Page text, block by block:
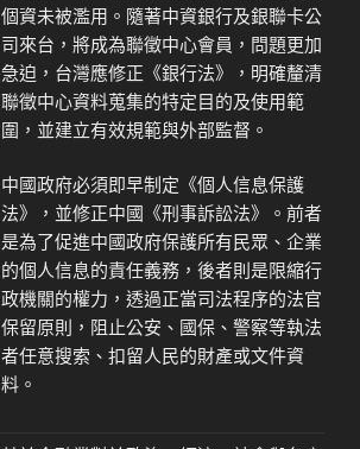
個資未被濫用。隨著中資銀行及銀聯卡公
司來台，將成為聯徵中心會員，問題更加
急迫，台灣應修正《銀行法》，明確釐清
聯徵中心資料蒐集的特定目的及使用範
圍，並建立有效規範與外部監督。
中國政府必須即早制定《個人信息保護
法》，並修正中國《刑事訴訟法》。前者
是為了促進中國政府保護所有民眾、企業
的個人信息的責任義務，後者則是限縮行
政機關的權力，透過正當司法程序的法官
保留原則，阻止公安、國保、警察等執法
者任意搜索、扣留人民的財產或文件資
料。